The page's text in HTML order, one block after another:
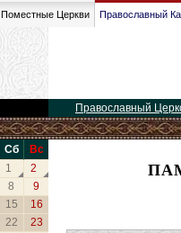
Поместные Церкви Православный
Православный
Сб
Вс
1
2
8
9
15
16
22
23